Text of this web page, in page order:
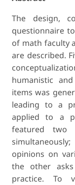
The design,
questionnaire
of math faculty
are described.
humanistic
items was
leading to a
applied to a
featured two
opinions on
the other
practice. To